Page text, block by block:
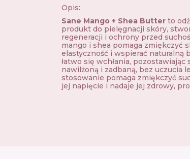
Opis:
Sane Mango + Shea Butterto
produkt do pielęgnacji skóry,
regeneracji i ochrony przed
mango i shea pomaga zmiękczyć
elastyczność i wspierać naturalną
łatwo się wchłania, pozostawiając
nawilżoną i zadbaną, bez uczucia
stosowanie pomaga zmiękczyć
jej napięcie i nadaje jej zdrowy,